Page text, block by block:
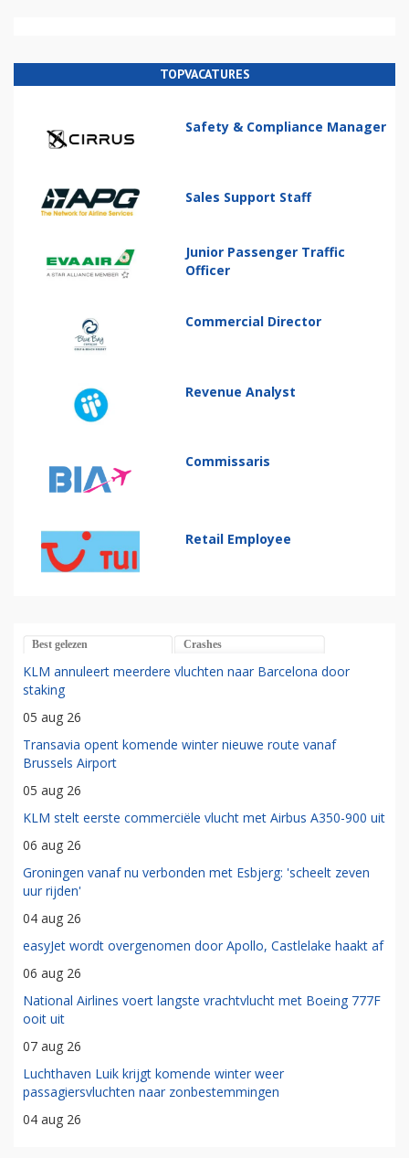
TOPVACATURES
Safety & Compliance Manager
Sales Support Staff
Junior Passenger Traffic
Officer
Commercial Director
Revenue Analyst
Commissaris
Retail Employee
Best gelezen Crashes
KLM annuleert meerdere vluchten naar Barcelona door
staking
05 aug 26
Transavia opent komende winter nieuwe route vanaf
Brussels Airport
05 aug 26
KLM stelt eerste commerciële vlucht met Airbus A350-900 uit
06 aug 26
Groningen vanaf nu verbonden met Esbjerg: 'scheelt zeven
uur rijden'
04 aug 26
easyJet wordt overgenomen door Apollo, Castlelake haakt af
06 aug 26
National Airlines voert langste vrachtvlucht met Boeing 777F
ooit uit
07 aug 26
Luchthaven Luik krijgt komende winter weer
passagiersvluchten naar zonbestemmingen
04 aug 26